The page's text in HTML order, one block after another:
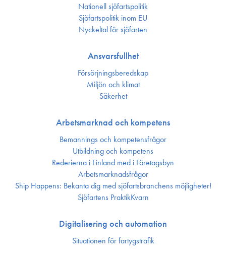
Nationell sjöfartspolitik
Sjöfarts­politik inom EU
Nyckeltal för sjöfarten
Ansvarsfullhet
Försörjnings­beredskap
Miljön och klimat
Säkerhet
Arbetsmarknad och kompetens
Bemannings och kompetens­frågor
Utbildning och kompetens
Rederierna i Finland med i Företagsbyn
Arbetsmarknadsfrågor
Ship Happens: Bekanta dig med sjöfartsbranchens möjligheter!
Sjöfartens PraktikKvarn
Digitalisering och automation
Situationen för fartygstrafik